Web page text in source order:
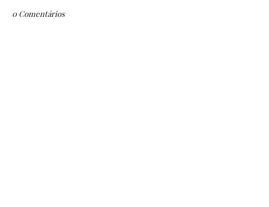
0 Comentários